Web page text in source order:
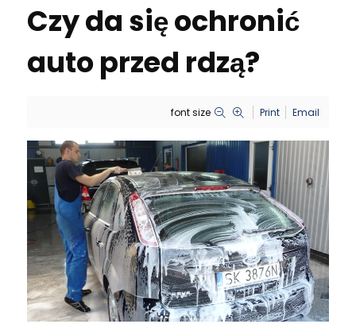
Czy da się ochronić
auto przed rdzą?
font size Print Email